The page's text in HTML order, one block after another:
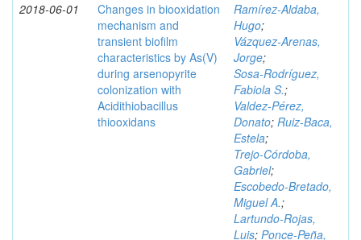
2018-06-01
Changes in biooxidation
mechanism and
transient biofilm
characteristics by As(V)
during arsenopyrite
colonization with
Acidithiobacillus
thiooxidans
Ramírez‑Aldaba,
Hugo;
Vázquez‑Arenas,
Jorge;
Sosa‑Rodríguez,
Fabiola S.;
Valdez‑Pérez,
Donato; Ruiz‑Baca,
Estela;
Trejo‑Córdoba,
Gabriel;
Escobedo‑Bretado,
Miguel A.;
Lartundo‑Rojas,
Luis; Ponce‑Peña,